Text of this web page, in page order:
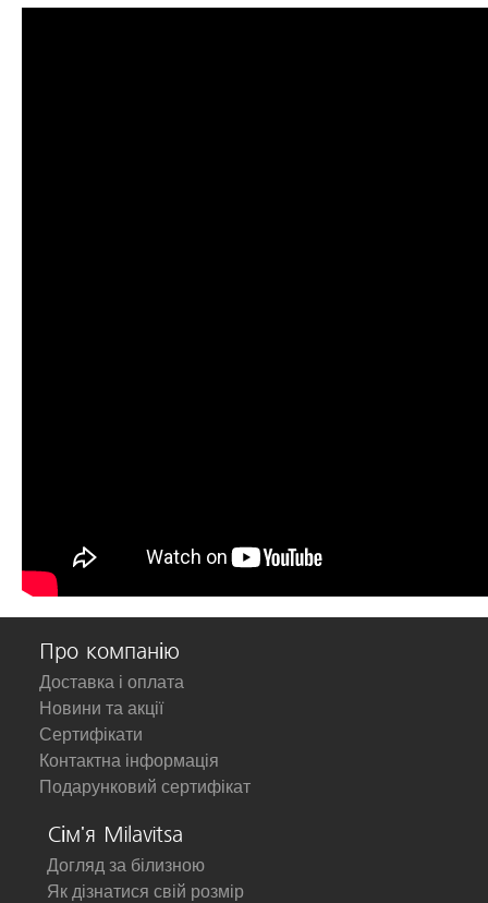
Про компанію
Доставка і оплата
Новини та акції
Сертифікати
Контактна інформація
Подарунковий сертифікат
Сім'я Milavitsa
Догляд за білизною
Як дізнатися свій розмір